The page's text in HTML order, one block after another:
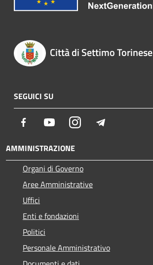
Città di Settimo Torinese
SEGUICI SU
Facebook YoutubeInstagram
AMMINISTRAZIONE
Organi di Governo
Aree Amministrative
Uffici
Enti e fondazioni
Politici
Personale Amministrativo